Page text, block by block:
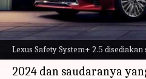
Lexus Safety System+ 2.5
Apa ceritanya
Menjelang ulang tahun
Lexus telah memberi
2024 dan saudaranya